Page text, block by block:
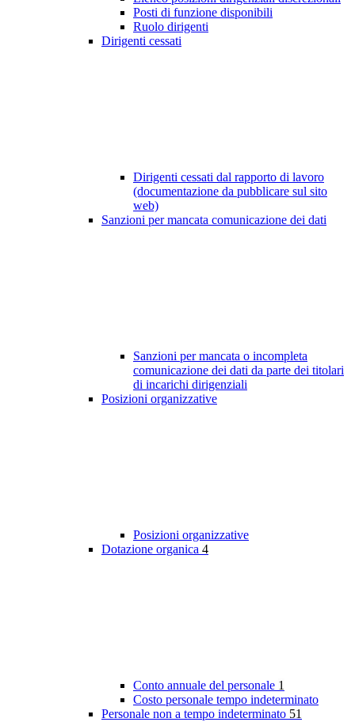
Posti di funzione disponibili
Ruolo dirigenti
Dirigenti cessati
Dirigenti cessati dal rapporto di lavoro
(documentazione da pubblicare sul sito
web)
Sanzioni per mancata comunicazione dei dati
Sanzioni per mancata o incompleta
comunicazione dei dati da parte dei titolari
di incarichi dirigenziali
Posizioni organizzative
Posizioni organizzative
Dotazione organica 4
Conto annuale del personale 1
Costo personale tempo indeterminato
Personale non a tempo indeterminato 51